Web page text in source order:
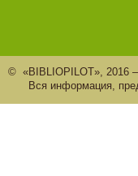
© «BIBLIOPILOT», 2016
Вся информация,